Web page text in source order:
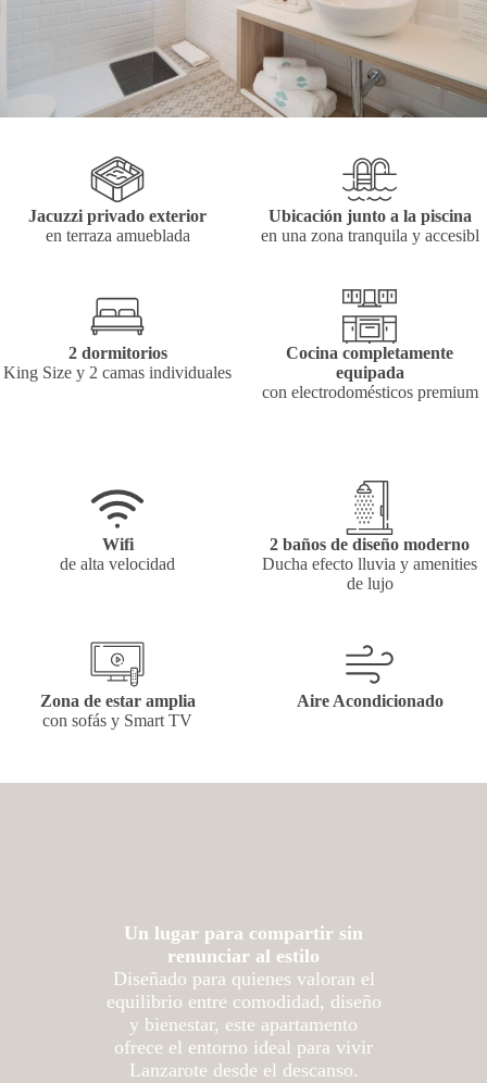
Jacuzzi privado exterior
en terraza amueblada
Ubicación junto a la piscina
en una zona tranquila y accesibl
2 dormitorios
King Size y 2 camas individuales
Cocina completamente
equipada
con electrodomésticos premium
Wifi
de alta velocidad
2 baños de diseño moderno
Ducha efecto lluvia y amenities
de lujo
Zona de estar amplia
con sofás y Smart TV
Aire Acondicionado
Un lugar para compartir sin
renunciar al estilo
Diseñado para quienes valoran el
equilibrio entre comodidad, diseño
y bienestar, este apartamento
ofrece el entorno ideal para vivir
Lanzarote desde el descanso.